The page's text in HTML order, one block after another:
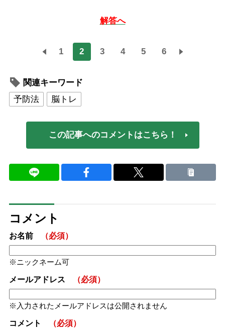
解答へ
1 2 3 4 5 6
関連キーワード
予防法
脳トレ
この記事へのコメントはこちら！
コメント
お名前 （必須）
ニックネーム可
メールアドレス （必須）
入力されたメールアドレスは公開されません
コメント （必須）